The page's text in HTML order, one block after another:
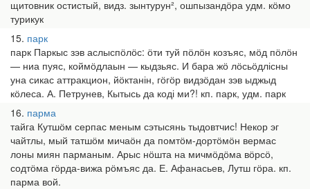
щитовник остистый, видз. зынтурун², ошпызандӧра удм. кӧмо
турикук
15 парк
парк Паркыс зэв аслыспӧлӧс: ӧти туй пӧлӧн козъяс, мӧд пӧлӧн
— ниа пуяс, коймӧдлаын — кыдзьяс. И бара жӧ лӧсьӧдлісны
уна сикас аттракцион, йӧктанін, гӧгӧр видзӧдан зэв ыджыд
кӧлеса. А. Петрунев, Кытысь да коді ми?! кп. парк, удм. парк
16 парма
тайга Кутшӧм серпас меным сэтысянь тыдовтчис! Некор эг
чайтлы, мый татшӧм мичаӧн да помтӧм-дортӧмӧн вермас
лоны миян парманым. Арыс нӧшта на мичмӧдӧма вӧрсӧ,
содтӧма гӧрда-вижа рӧмъяс да. Е. Афанасьев, Лутш гӧра. кп.
парма вой.